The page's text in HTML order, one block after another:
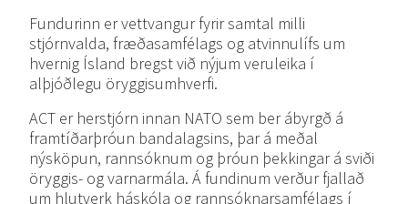
Fundurinn er vettvangur fyrir samtal milli
stjórnvalda, fræðasamfélags og atvinnulífs um
hvernig Ísland bregst við nýjum veruleika í
alþjóðlegu öryggisumhverfi.
ACT er herstjórn innan NATO sem ber ábyrgð á
framtíðarþróun bandalagsins, þar á meðal
nýsköpun, rannsóknum og þróun þekkingar á sviði
öryggis- og varnarmála. Á fundinum verður fjallað
um hlutverk háskóla og rannsóknarsamfélags í